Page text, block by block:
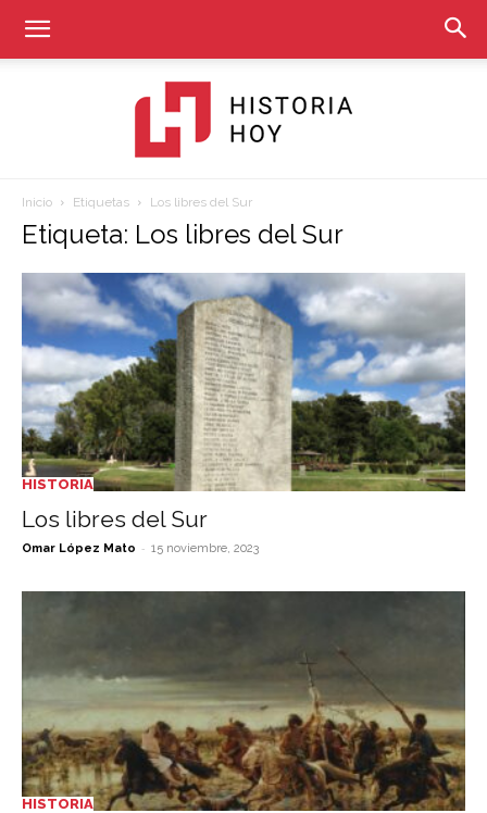
Historia
Hoy
Inicio Etiquetas Los libres del Sur
Etiqueta: Los libres del Sur
HISTORIA
Los libres del Sur
Omar López Mato - 15 noviembre, 2023
HISTORIA